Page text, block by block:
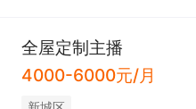
全屋定制主播
4000-6000元/月